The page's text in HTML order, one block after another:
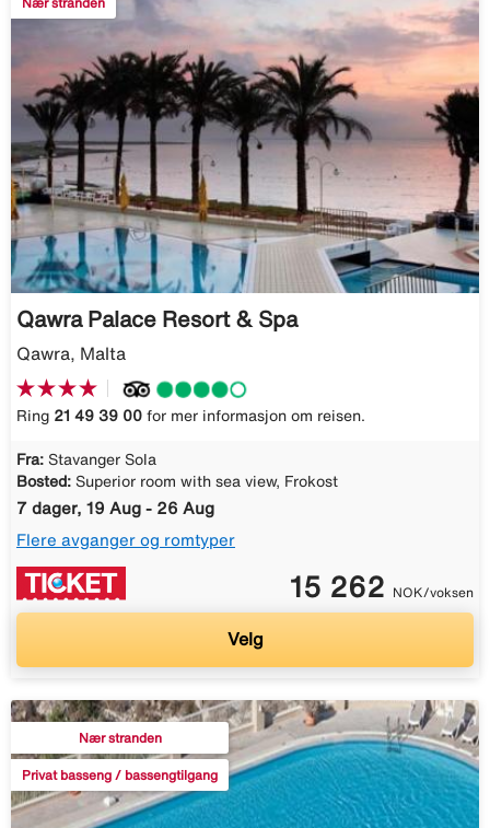
Qawra Palace Resort & Spa
Qawra, Malta
Ring 21 49 39 00 for mer informasjon om reisen.
Fra: Stavanger Sola
Bosted: Superior room with sea view, Frokost
7 dager, 19 Aug - 26 Aug
Flere avganger og romtyper
15 262 NOK/voksen
Velg
Nær stranden
Privat basseng / bassengtilgang